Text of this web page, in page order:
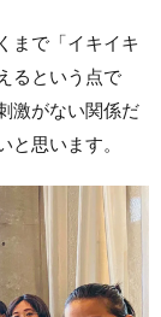
まで「イキイキ
るという点で
激がない関係だ
と思います。